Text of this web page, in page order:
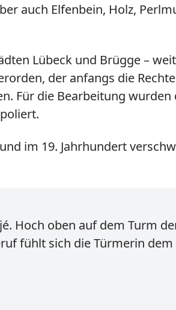
auch Elfenbein, Holz,
Lübeck und Brügge –
der anfangs die
Für die Bearbeitung wurden
im 19. Jahrhundert
Hoch oben auf dem Turm
fühlt sich die Türmerin